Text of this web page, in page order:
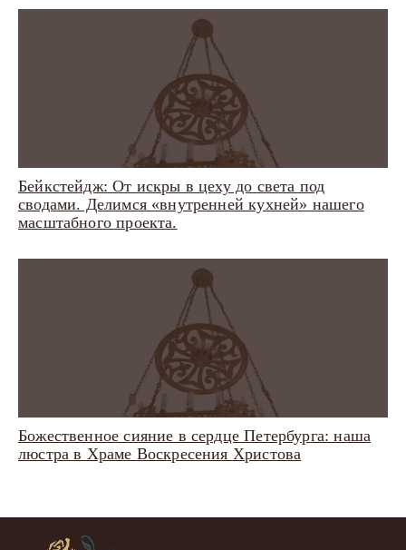
Бейкстейдж: От искры в цеху до света под
сводами. Делимся «внутренней кухней» нашего
масштабного проекта.
Божественное сияние в сердце Петербурга: наша
люстра в Храме Воскресения Христова